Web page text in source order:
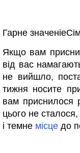
Гарне
Якщо вам
від вас
не вийшло,
тижня носите
вам приснилося
цього не
і темне місце до